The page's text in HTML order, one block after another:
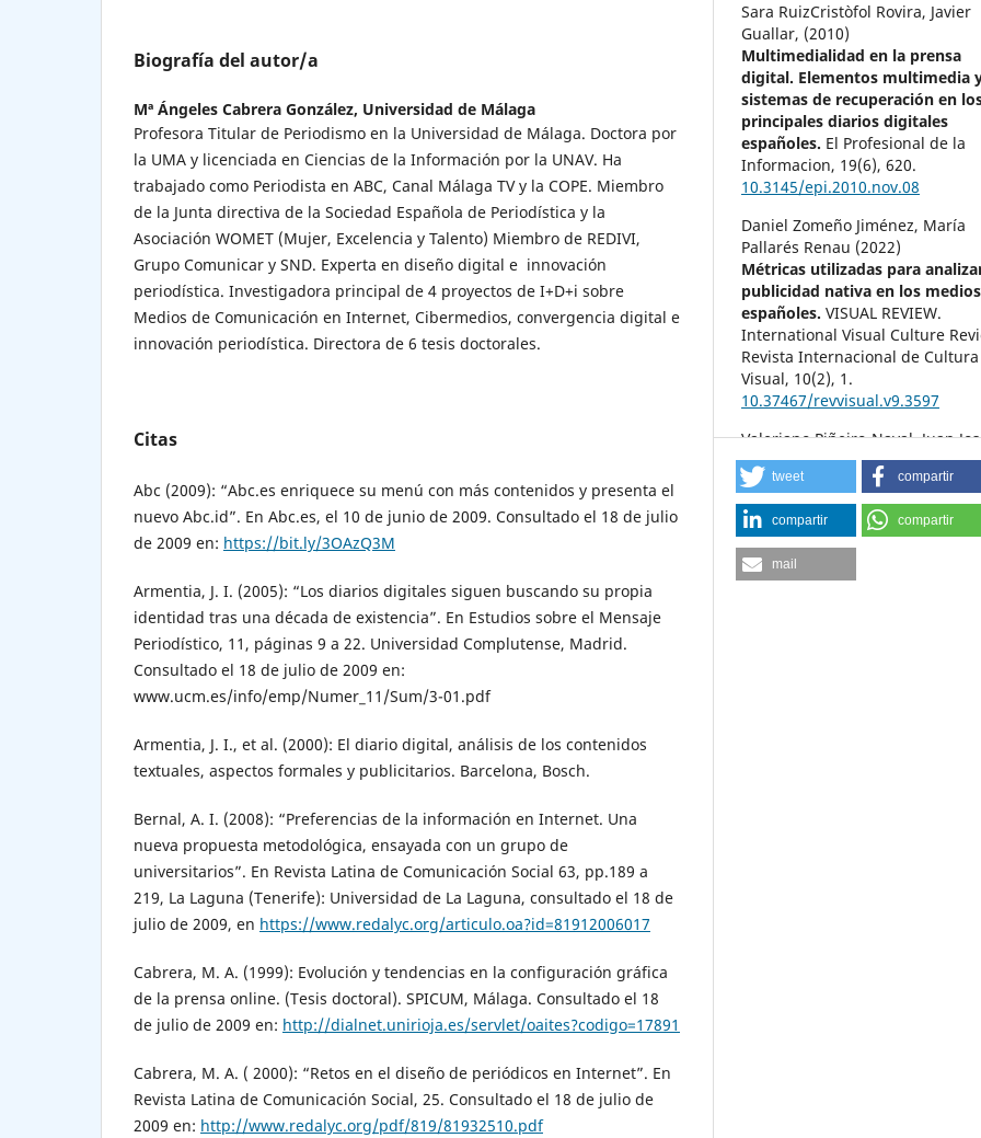
Biografía del autor/a
Mª Ángeles Cabrera González, Universidad de Málaga
Profesora Titular de Periodismo en la Universidad de Málaga. Doctora por
la UMA y licenciada en Ciencias de la Información por la UNAV. Ha
trabajado como Periodista en ABC, Canal Málaga TV y la COPE. Miembro
de la Junta directiva de la Sociedad Española de Periodística y la
Asociación WOMET (Mujer, Excelencia y Talento) Miembro de REDIVI,
Grupo Comunicar y SND. Experta en diseño digital e innovación
periodística. Investigadora principal de 4 proyectos de I+D+i sobre
Medios de Comunicación en Internet, Cibermedios, convergencia digital e
innovación periodística. Directora de 6 tesis doctorales.
Citas
Abc (2009): “Abc.es enriquece su menú con más contenidos y presenta el
nuevo Abc.id”. En Abc.es, el 10 de junio de 2009. Consultado el 18 de julio
de 2009 en: https://bit.ly/3OAzQ3M
Armentia, J. I. (2005): “Los diarios digitales siguen buscando su propia
identidad tras una década de existencia”. En Estudios sobre el Mensaje
Periodístico, 11, páginas 9 a 22. Universidad Complutense, Madrid.
Consultado el 18 de julio de 2009 en:
www.ucm.es/info/emp/Numer_11/Sum/3-01.pdf
Armentia, J. I., et al. (2000): El diario digital, análisis de los contenidos
textuales, aspectos formales y publicitarios. Barcelona, Bosch.
Bernal, A. I. (2008): “Preferencias de la información en Internet. Una
nueva propuesta metodológica, ensayada con un grupo de
universitarios”. En Revista Latina de Comunicación Social 63, pp.189 a
219, La Laguna (Tenerife): Universidad de La Laguna, consultado el 18 de
julio de 2009, en https://www.redalyc.org/articulo.oa?id=81912006017
Cabrera, M. A. (1999): Evolución y tendencias en la configuración gráfica
de la prensa online. (Tesis doctoral). SPICUM, Málaga. Consultado el 18
de julio de 2009 en: http://dialnet.unirioja.es/servlet/oaites?codigo=17891
Cabrera, M. A. ( 2000): “Retos en el diseño de periódicos en Internet”. En
Revista Latina de Comunicación Social, 25. Consultado el 18 de julio de
2009 en: http://www.redalyc.org/pdf/819/81932510.pdf
Sara RuizCristòfol Rovira, Javier
Guallar, (2010)
Multimedialidad en la prensa
digital. Elementos multimedia
sistemas de recuperación en
principales diarios digitales
españoles. El Profesional de la
Informacion, 19(6),620.
10.3145/epi.2010.nov.08
Daniel Zomeño Jiménez, María
Pallarés Renau (2022)
Métricas utilizadas para
publicidad nativa en los medios
españoles.VISUAL REVIEW.
International Visual Culture
Revista Internacional de Cultura
Visual, 10(2), 1.
10.37467/revvisual.v9.3597
Valeriano Piñeiro-Naval, Juan
Igartua, Felipe Marañón (2017)
El diseño de las sedes web
municipales de España. Una
propuesta metodológica para su
análisis.Revista Española de
Documentación Científica,
tweet compartir
compartir compartir
mail